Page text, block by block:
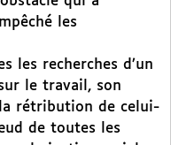
les
les recherches d’un
le travail, son
rétribution de celui-
de toutes les